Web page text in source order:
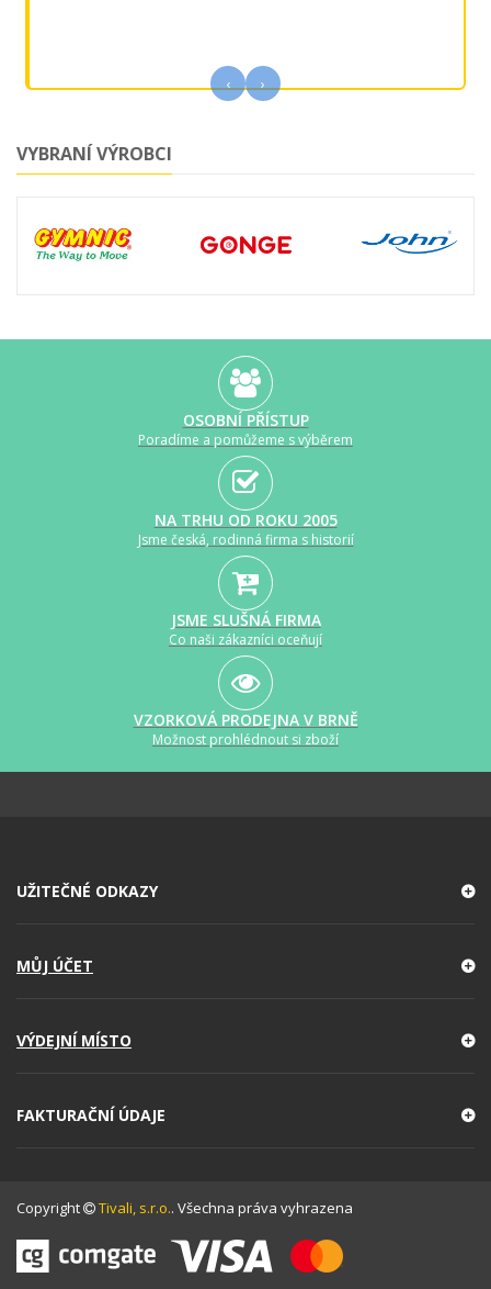
‹ ›
VYBRANÍ VÝROBCI
OSOBNÍ PŘÍSTUP
Poradíme a pomůžeme s výběrem
NA TRHU OD ROKU 2005
Jsme česká, rodinná firma s historií
JSME SLUŠNÁ FIRMA
Co naši zákazníci oceňují
VZORKOVÁ PRODEJNA V BRNĚ
Možnost prohlédnout si zboží
UŽITEČNÉ ODKAZY
MŮJ ÚČET
VÝDEJNÍ MÍSTO
FAKTURAČNÍ ÚDAJE
Copyright Tivali, s.r.o.. Všechna práva vyhrazena